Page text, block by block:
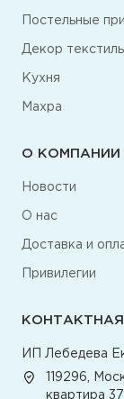
Постельные
Декор текстиль
Кухня
Махра
О КОМПАНИИ
Новости
О нас
Доставка и
Привилегии
ИП Лебедева
119296,
квартира